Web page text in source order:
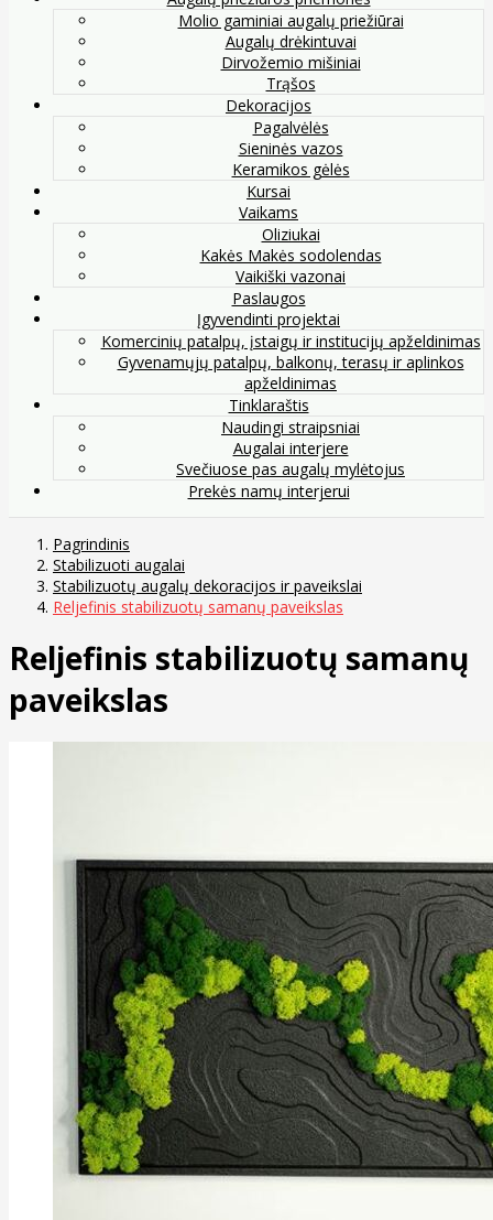
Molio gaminiai augalų priežiūrai
Augalų drėkintuvai
Dirvožemio mišiniai
Trąšos
Dekoracijos
Pagalvėlės
Sieninės vazos
Keramikos gėlės
Kursai
Vaikams
Oliziukai
Kakės Makės sodolendas
Vaikiški vazonai
Paslaugos
Įgyvendinti projektai
Komercinių patalpų, įstaigų ir institucijų apželdinimas
Gyvenamųjų patalpų, balkonų, terasų ir aplinkos
apželdinimas
Tinklaraštis
Naudingi straipsniai
Augalai interjere
Svečiuose pas augalų mylėtojus
Prekės namų interjerui
Pagrindinis
Stabilizuoti augalai
Stabilizuotų augalų dekoracijos ir paveikslai
Reljefinis stabilizuotų samanų paveikslas
Reljefinis stabilizuotų samanų
paveikslas